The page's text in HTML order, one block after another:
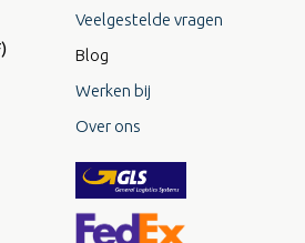
Veelgestelde vragen
Blog
Werken bij
Over ons